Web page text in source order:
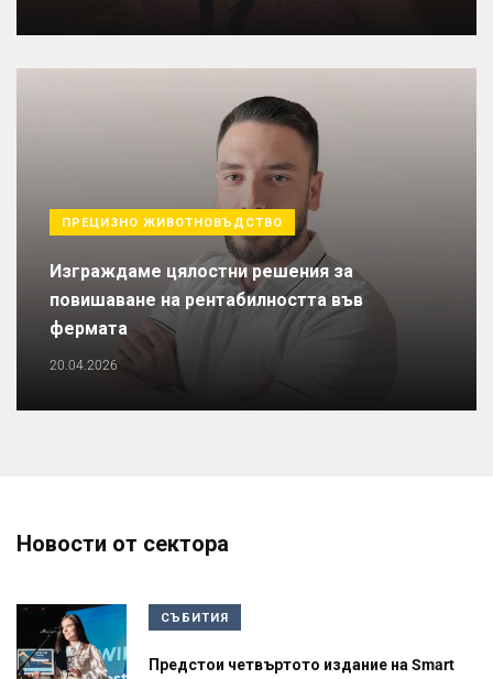
ПРЕЦИЗНО ЖИВОТНОВЪДСТВО
Изграждаме цялостни решения за
повишаване на рентабилността във
фермата
20.04.2026
Новости от сектора
СЪБИТИЯ
Предстои четвъртото издание на Smart